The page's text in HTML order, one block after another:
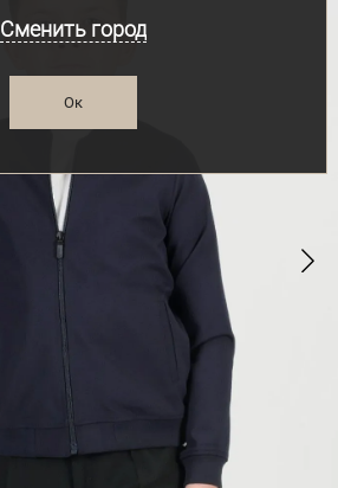
Сменить город
Ок